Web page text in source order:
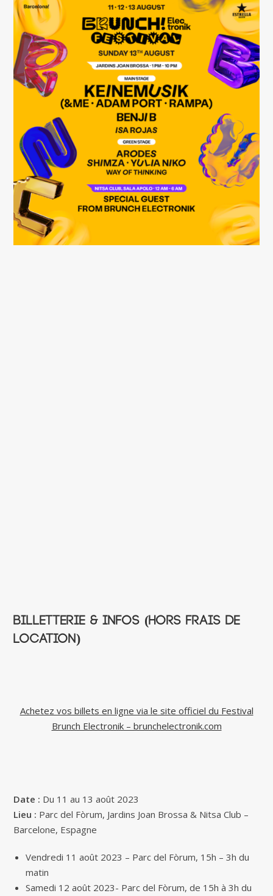
Billetterie & infos (hors frais de
location)
Achetez vos billets en ligne via le site officiel du Festival
Brunch Electronik – brunchelectronik.com
Date : Du 11 au 13 août 2023
Lieu : Parc del Fòrum, Jardins Joan Brossa & Nitsa Club –
Barcelone, Espagne
Vendredi 11 août 2023 – Parc del Fòrum, 15h – 3h du
matin
Samedi 12 août 2023- Parc del Fòrum, de 15h à 3h du